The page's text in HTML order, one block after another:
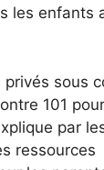
les enfants
sous
101
par
ressources